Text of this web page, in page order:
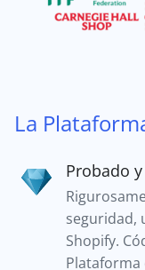
La
Probado
seguridad,
Shopify.
Plataforma